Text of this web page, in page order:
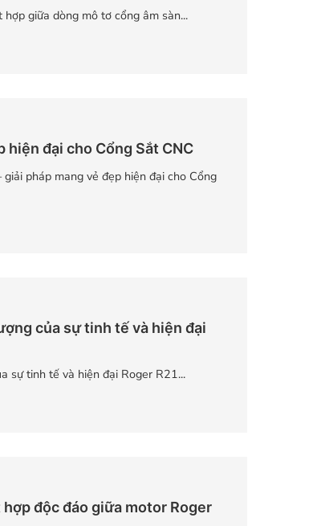
hợp giữa dòng mô tơ cổng âm sàn...
hiện đại cho Cổng Sắt CNC
pháp mang vẻ đẹp hiện đại cho Cổng
của sự tinh tế và hiện đại
sự tinh tế và hiện đại Roger R21...
độc đáo giữa motor Roger